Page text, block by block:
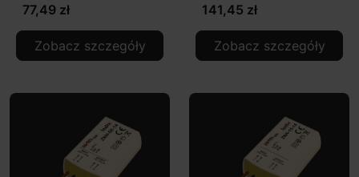
77,49 zł
Zobacz szczegóły
141,45 zł
Zobacz szczegóły